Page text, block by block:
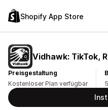
Shopify App Store
Vidhawk: TikTok,
Preisgestaltung
Kostenloser Plan verfügbar